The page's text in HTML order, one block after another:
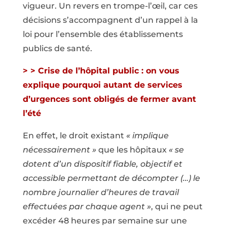
vigueur. Un revers en trompe-l’œil, car ces
décisions s’accompagnent d’un rappel à la
loi pour l’ensemble des établissements
publics de santé.
> > Crise de l’hôpital public : on vous
explique pourquoi autant de services
d’urgences sont obligés de fermer avant
l’été
En effet, le droit existant « implique
nécessairement »que les hôpitaux « se
dotent d’un dispositif fiable, objectif et
accessible permettant de décompter (…) le
nombre journalier d’heures de travail
effectuées par chaque agent », qui ne peut
excéder 48 heures par semaine sur une